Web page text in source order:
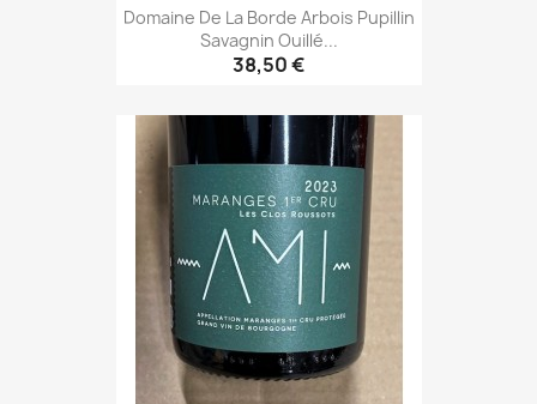
Domaine De La Borde Arbois Pupillin
Savagnin Ouillé...
38,50 €